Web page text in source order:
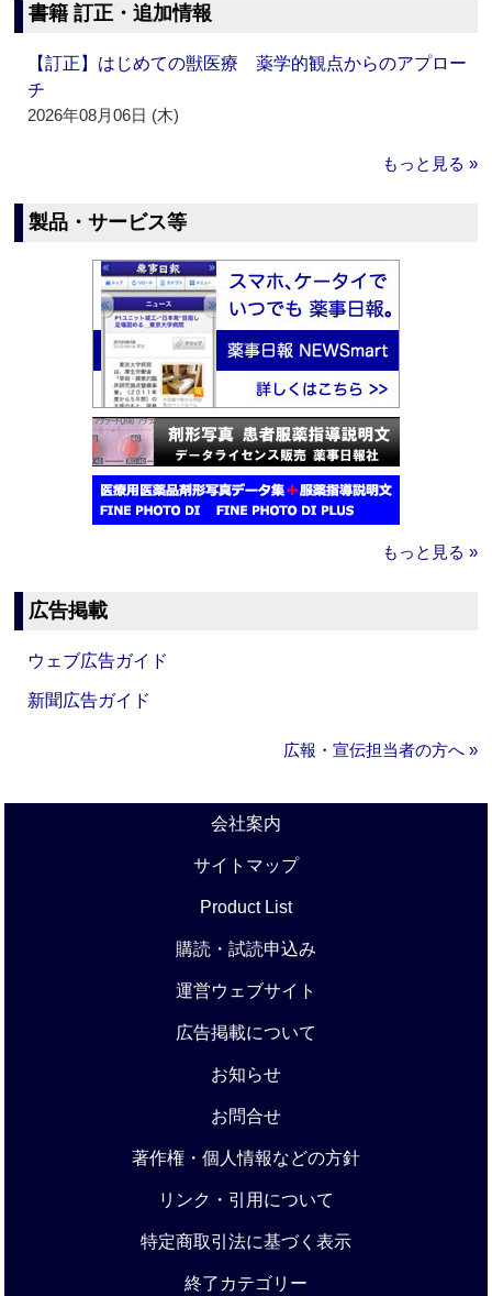
書籍 訂正・追加情報
【訂正】はじめての獣医療 薬学的観点からのアプロー
チ
2026年08月06日 (木)
もっと見る »
製品・サービス等
もっと見る »
広告掲載
ウェブ広告ガイド
新聞広告ガイド
広報・宣伝担当者の方へ »
会社案内
サイトマップ
Product List
購読・試読申込み
運営ウェブサイト
広告掲載について
お知らせ
お問合せ
著作権・個人情報などの方針
リンク・引用について
特定商取引法に基づく表示
終了カテゴリー